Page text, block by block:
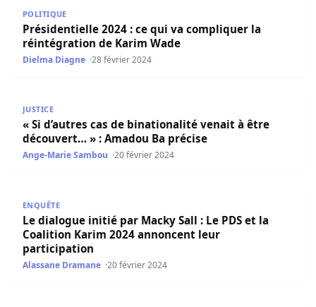
POLITIQUE
Présidentielle 2024 : ce qui va compliquer la
réintégration de Karim Wade
Dielma Diagne 28 février 2024
JUSTICE
« Si d’autres cas de binationalité venait à être
découvert… » : Amadou Ba précise
Ange-Marie Sambou 20 février 2024
ENQUÊTE
Le dialogue initié par Macky Sall : Le PDS et la
Coalition Karim 2024 annoncent leur
participation
Alassane Dramane 20 février 2024